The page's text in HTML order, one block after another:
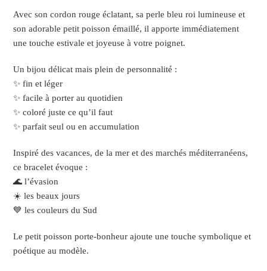
Avec son cordon rouge éclatant, sa perle bleu roi lumineuse et
son adorable petit poisson émaillé, il apporte immédiatement
une touche estivale et joyeuse à votre poignet.
Un bijou délicat mais plein de personnalité :
✨ fin et léger
✨ facile à porter au quotidien
✨ coloré juste ce qu’il faut
✨ parfait seul ou en accumulation
Inspiré des vacances, de la mer et des marchés méditerranéens,
ce bracelet évoque :
🌊 l’évasion
☀️ les beaux jours
💙 les couleurs du Sud
Le petit poisson porte-bonheur ajoute une touche symbolique et
poétique au modèle.